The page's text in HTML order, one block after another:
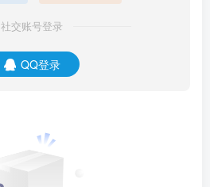
社交账号登录
QQ登录